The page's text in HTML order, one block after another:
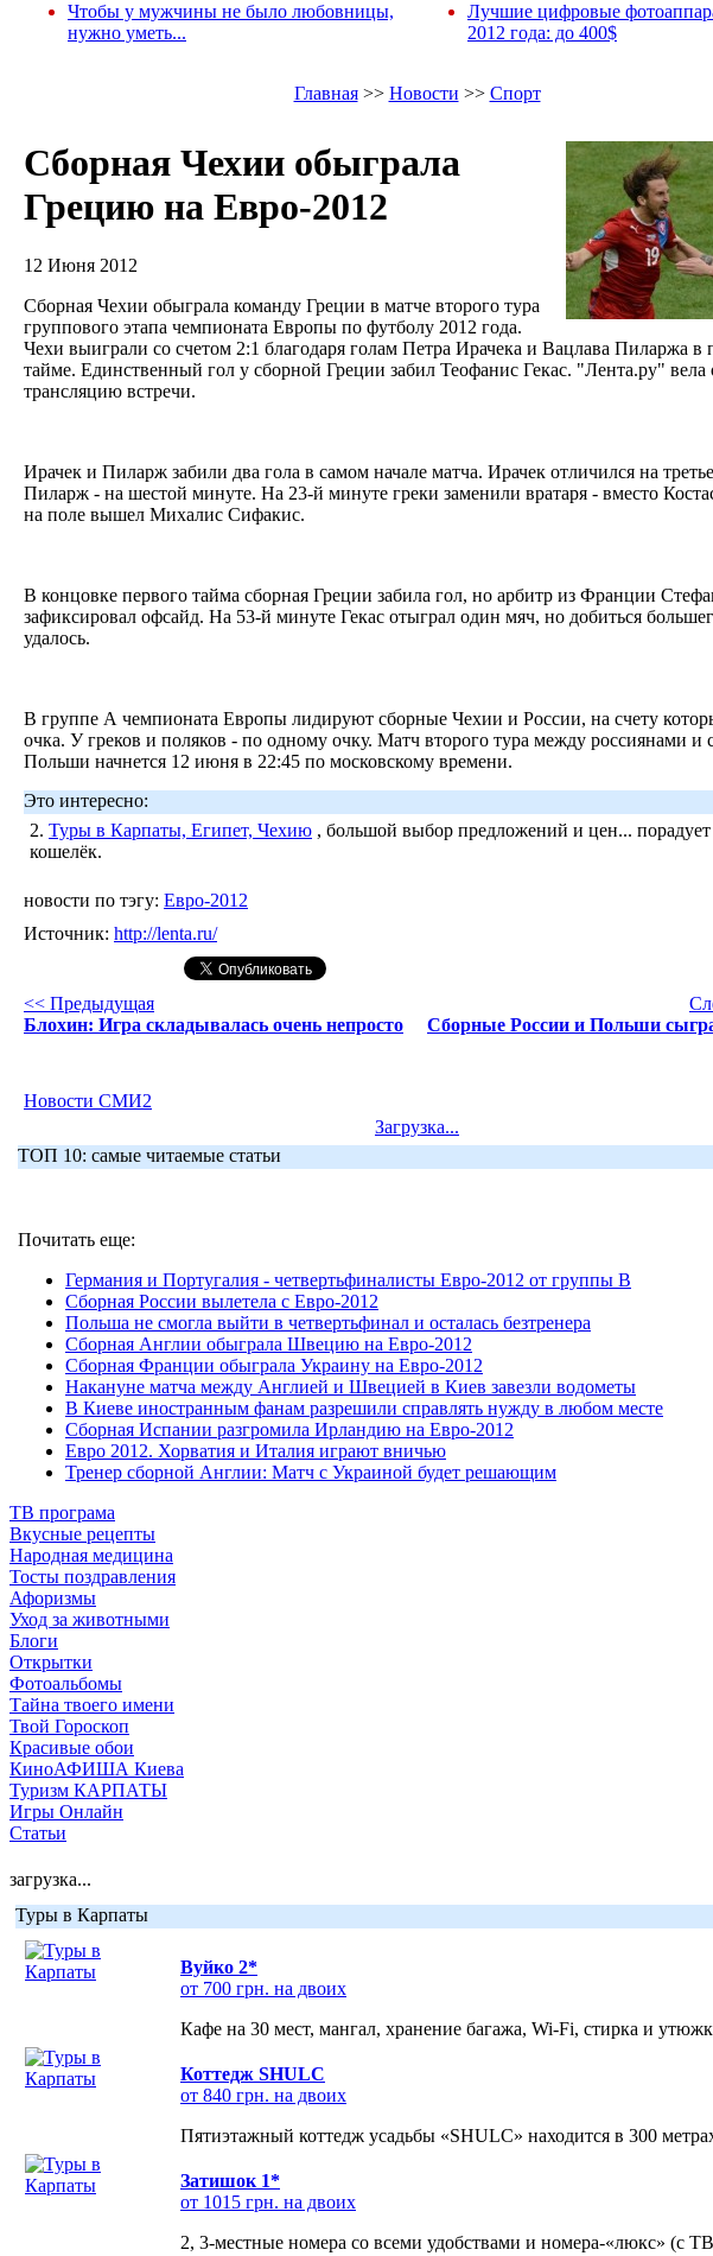
Чтобы у мужчины не было любовницы,
нужно уметь...
Лучшие цифровые
2012 года: до 400$
Главная>> Новости >> Спорт
Сборная Чехии обыграла
Грецию на Евро-2012
12 Июня 2012
Сборная Чехии обыграла команду Греции в матче второго тура
группового этапа чемпионата Европы по футболу 2012 года.
Чехи выиграли со счетом 2:1 благодаря голам Петра Ирачека и Вацлава Пиларжа в
тайме. Единственный гол у сборной Греции забил Теофанис Гекас. "Лента.ру" вела
трансляцию встречи.
Ирачек и Пиларж забили два гола в самом начале матча. Ирачек отличился на
Пиларж - на шестой минуте. На 23-й минуте греки заменили вратаря - вместо
на поле вышел Михалис Сифакис.
В концовке первого тайма сборная Греции забила гол, но арбитр из Франции
зафиксировал офсайд. На 53-й минуте Гекас отыграл один мяч, но добиться
удалось.
В группе А чемпионата Европы лидируют сборные Чехии и России, на счету
очка. У греков и поляков - по одному очку. Матч второго тура между россиянами и
Польши начнется 12 июня в 22:45 по московскому времени.
Это интересно:
2. Туры в Карпаты, Египет, Чехию , большой выбор предложений и цен...
кошелёк.
новости по тэгу: Евро-2012
Источник: http://lenta.ru/
<< Предыдущая
Блохин: Игра складывалась очень непросто
Сборные России и Польши
Новости СМИ2
Загрузка...
ТОП 10: самые читаемые статьи
Почитать еще:
Германия и Португалия - четвертьфиналисты Евро-2012 от группы B
Сборная России вылетела с Евро-2012
Польша не смогла выйти в четвертьфинал и осталась безтренера
Сборная Англии обыграла Швецию на Евро-2012
Сборная Франции обыграла Украину на Евро-2012
Накануне матча между Англией и Швецией в Киев завезли водометы
В Киеве иностранным фанам разрешили справлять нужду в любом месте
Сборная Испании разгромила Ирландию на Евро-2012
Евро 2012. Хорватия и Италия играют вничью
Тренер сборной Англии: Матч с Украиной будет решающим
ТВ програма
Вкусные рецепты
Народная медицина
Тосты поздравления
Афоризмы
Уход за животными
Блоги
Открытки
Фотоальбомы
Тайна твоего имени
Твой Гороскоп
Красивые обои
КиноАФИША Киева
Туризм КАРПАТЫ
Игры Онлайн
Статьи
загрузка...
Туры в Карпаты
Вуйко 2*
от 700 грн. на двоих
Кафе на 30 мест, мангал, хранение багажа, Wi-Fi, стирка и
Коттедж SHULC
от 840 грн. на двоих
Пятиэтажный коттедж усадьбы «SHULC» находится в 300
Затишок 1*
от 1015 грн. на двоих
2, 3-местные номера со всеми удобствами и номера-«люкс» (с